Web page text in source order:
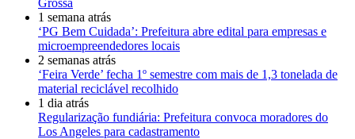
Grossa
1 semana atrás
‘PG Bem Cuidada’: Prefeitura abre edital para empresas e
microempreendedores locais
2 semanas atrás
‘Feira Verde’ fecha 1º semestre com mais de 1,3 tonelada de
material reciclável recolhido
1 dia atrás
Regularização fundiária: Prefeitura convoca moradores do
Los Angeles para cadastramento